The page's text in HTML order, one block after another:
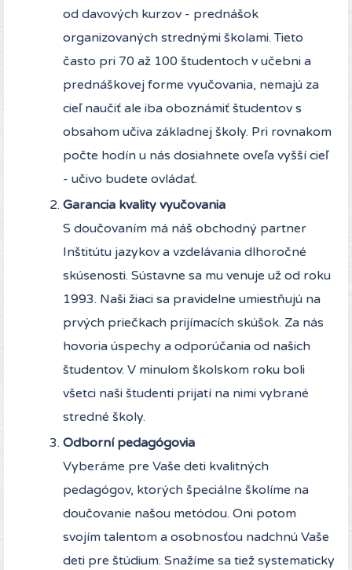
od davových kurzov - prednášok
organizovaných strednými školami. Tieto
často pri 70 až 100 študentoch v učebni a
prednáškovej forme vyučovania, nemajú za
cieľ naučiť ale iba oboznámiť študentov s
obsahom učiva základnej školy. Pri rovnakom
počte hodín u nás dosiahnete oveľa vyšší cieľ
- učivo budete ovládať.
Garancia kvality vyučovania
S doučovaním má náš obchodný partner
Inštitútu jazykov a vzdelávania dlhoročné
skúsenosti. Sústavne sa mu venuje už od roku
1993. Naši žiaci sa pravidelne umiestňujú na
prvých priečkach prijímacích skúšok. Za nás
hovoria úspechy a odporúčania od našich
študentov. V minulom školskom roku boli
všetci naši študenti prijatí na nimi vybrané
stredné školy.
Odborní pedagógovia
Vyberáme pre Vaše deti kvalitných
pedagógov, ktorých špeciálne školíme na
doučovanie našou metódou. Oni potom
svojím talentom a osobnosťou nadchnú Vaše
deti pre štúdium. Snažíme sa tiež systematicky